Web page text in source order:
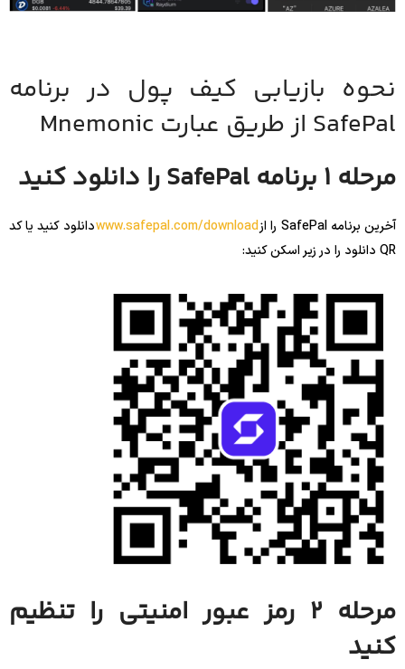
نحوه بازیابی کیف پول در برنامه
SafePal از طریق عبارت Mnemonic
مرحله 1 برنامه SafePal را دانلود کنید
آخرین برنامه SafePal را از www.safepal.com/downloadدانلود کنید یا کد
QR دانلود را در زیر اسکن کنید:
مرحله 2 رمز عبور امنیتی را تنظیم
کنید